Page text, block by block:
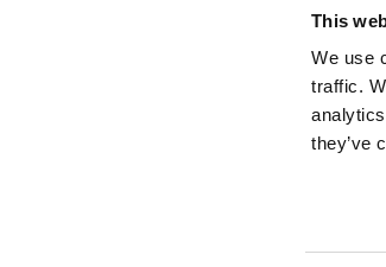
This
We use
traffic.
they’ve
Znajdź profesjonalną myjnię
samochód zasługuje na